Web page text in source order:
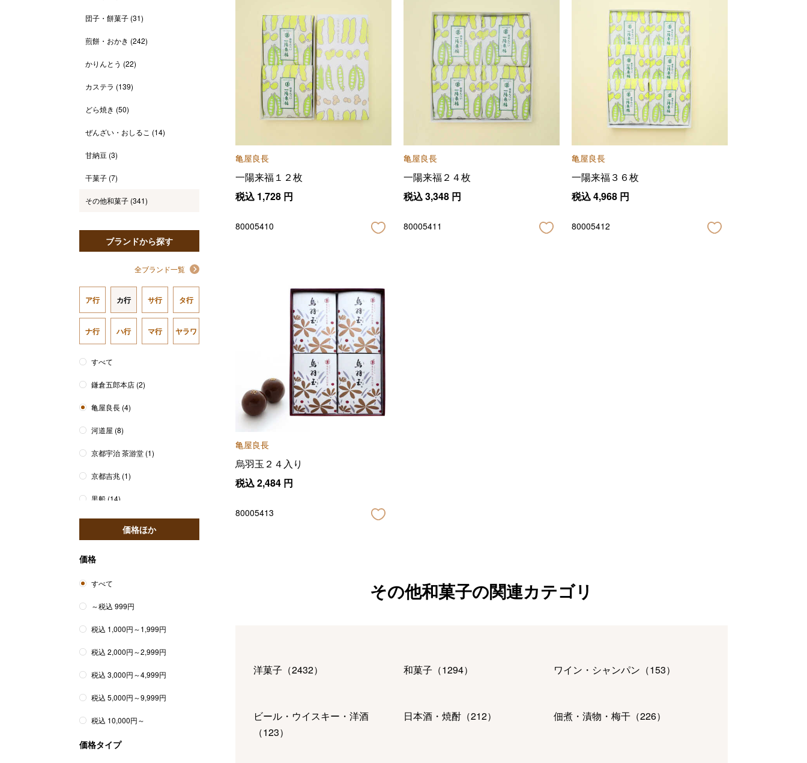
亀屋良長
一陽来福１２枚
税込 1,728 円
80005410
亀屋良長
一陽来福２４枚
税込3,348 円
80005411
亀屋良長
一陽来福３６枚
税込4,968 円
80005412
亀屋良長
烏羽玉２４入り
税込2,484 円
80005413
その他和菓子の関連カテゴリ
洋菓子 （2432） 和菓子 （1294） ワイン・シャンパン （153）
ビール・ウイスキー・洋酒
（123）
日本酒・焼酎（212） 佃煮・漬物・梅干（226）
団子・餅菓子 (31)
煎餅・おかき (242)
かりんとう (22)
カステラ (139)
どら焼き (50)
ぜんざい・おしるこ (14)
甘納豆 (3)
干菓子 (7)
その他和菓子 (341)
ブランドから探す
全ブランド一覧
ア行 カ行 サ行 タ行
ナ行 ハ行 マ行 ヤラワ
すべて
鎌倉五郎本店 (2)
亀屋良長 (4)
河道屋 (8)
京都宇治 茶游堂 (1)
京都吉兆 (1)
黒船 (14)
鼓月(2)
価格ほか
価格
すべて
～税込 999円
税込 1,000円～1,999円
税込 2,000円～2,999円
税込 3,000円～4,999円
税込 5,000円～9,999円
税込 10,000円～
価格タイプ